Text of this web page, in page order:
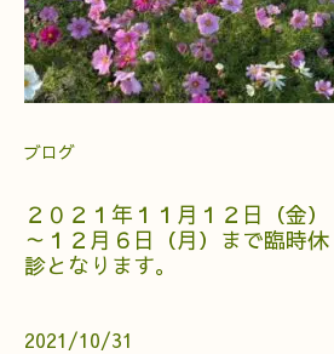
ブログ
２０２１年１１月１２日（金）
～１２月６日（月）まで臨時休
診となります。
2021/10/31